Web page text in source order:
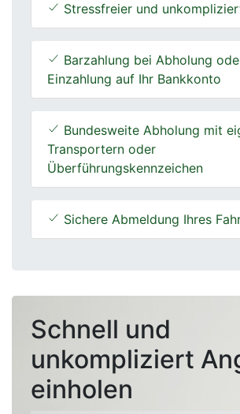
Stressfreier und
Barzahlung bei Abholung
Einzahlung auf Ihr Bankkonto
Bundesweite Abholung mit
Transportern oder
Überführungskennzeichen
Sichere Abmeldung Ihres
Schnell und
unkompliziert
einholen